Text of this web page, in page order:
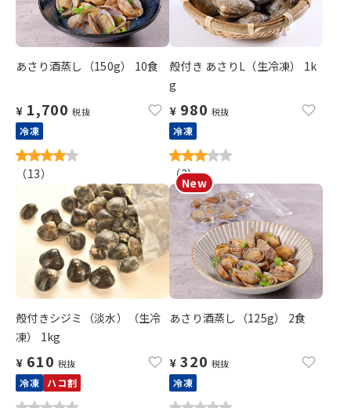
あさり酒蒸し（150g） 10食
¥ 1,700 税抜
冷凍
（13）
殻付き あさりL（生冷凍） 1k
g
¥ 980 税抜
冷凍
（3）
殻付きシジミ（淡水）（生冷
凍） 1kg
¥ 610 税抜
冷凍 ハコ割
あさり酒蒸し（125g） 2食
¥ 320 税抜
冷凍